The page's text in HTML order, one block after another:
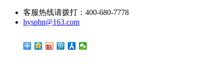
客服热线请拨打：400-680-7778
hysphn@163.com